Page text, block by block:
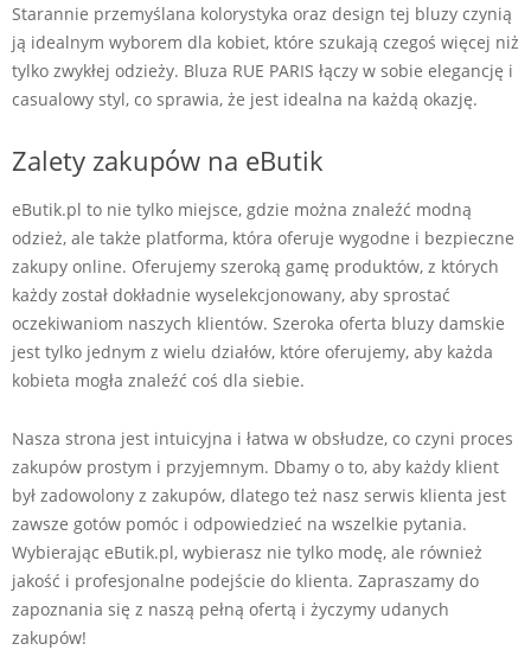
Starannie przemyślana kolorystyka oraz design tej bluzy czynią
ją idealnym wyborem dla kobiet, które szukają czegoś więcej niż
tylko zwykłej odzieży. Bluza RUE PARIS łączy w sobie elegancję i
casualowy styl, co sprawia, że jest idealna na każdą okazję.
Zalety zakupów na eButik
eButik.pl to nie tylko miejsce, gdzie można znaleźć modną
odzież, ale także platforma, która oferuje wygodne i bezpieczne
zakupy online. Oferujemy szeroką gamę produktów, z których
każdy został dokładnie wyselekcjonowany, aby sprostać
oczekiwaniom naszych klientów. Szeroka oferta bluzy damskie
jest tylko jednym z wielu działów, które oferujemy, aby każda
kobieta mogła znaleźć coś dla siebie.
Nasza strona jest intuicyjna i łatwa w obsłudze, co czyni proces
zakupów prostym i przyjemnym. Dbamy o to, aby każdy klient
był zadowolony z zakupów, dlatego też nasz serwis klienta jest
zawsze gotów pomóc i odpowiedzieć na wszelkie pytania.
Wybierając eButik.pl, wybierasz nie tylko modę, ale również
jakość i profesjonalne podejście do klienta. Zapraszamy do
zapoznania się z naszą pełną ofertą i życzymy udanych
zakupów!